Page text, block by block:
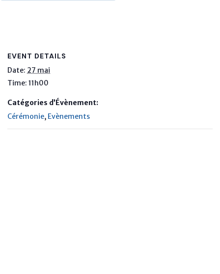
EVENT DETAILS
Date: 27 mai
Time: 11h00
Catégories d’Évènement:
Cérémonie, Evènements